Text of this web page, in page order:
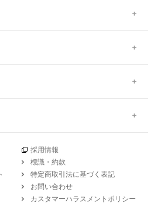
採用情報
標識・約款
特定商取引法に基づく表記
お問い合わせ
カスタマーハラスメントポリシー